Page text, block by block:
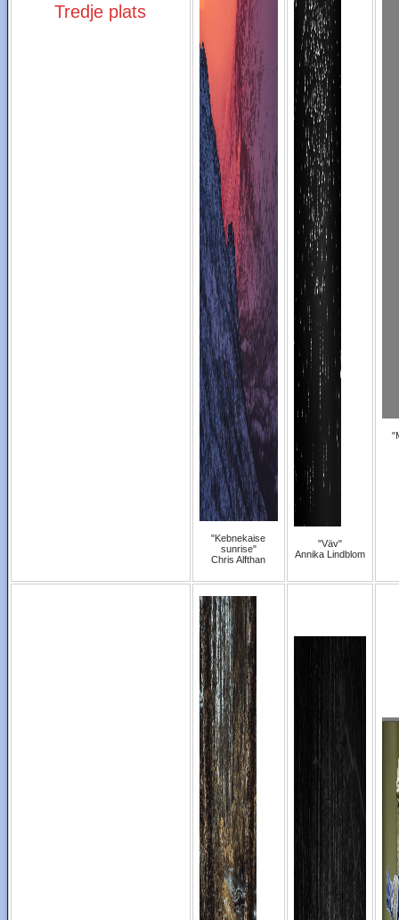
Tredje plats
"Kebnekaise
sunrise"
Chris Alfthan
"Väv"
Annika Lindblom